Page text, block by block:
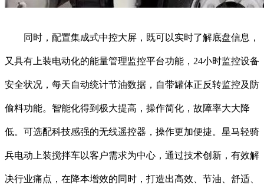
同时，配置集成式中控大屏，既可以实时了解底盘信息，
又具有上装电动化的能量管理监控平台功能，24小时监控设备
安全状况，每天自动统计节油数据，自带罐体正反转监控及防
偷料功能。智能化得到极大提高，操作简化，故障率大大降
低。可选配科技感强的无线遥控器，操作更加便捷。星马轻骑
兵电动上装搅拌车以客户需求为中心，通过技术创新，有效解
决行业痛点，在降本增效的同时，打造出高效、节油、舒适、